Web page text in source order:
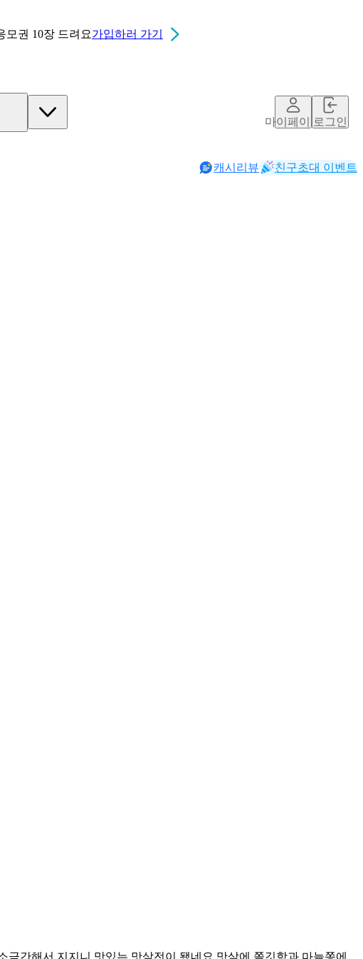
모권 10장 드려요가입하러 가기
스틱
마이페이지로그인
캐시리뷰 친구초대 이벤트
간해서 지지니 맛있는 맛살전이 됐네요 맛살에 쫄깃함과 마늘쫑에